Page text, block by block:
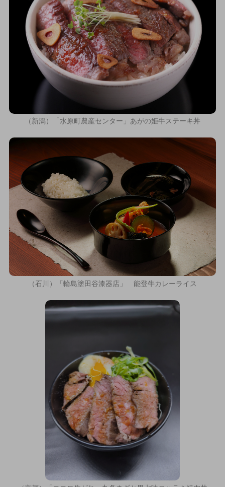
（新潟）「水原町農産センター」あがの姫牛ステーキ丼
（石川）「輪島塗田谷漆器店」 能登牛カレーライス